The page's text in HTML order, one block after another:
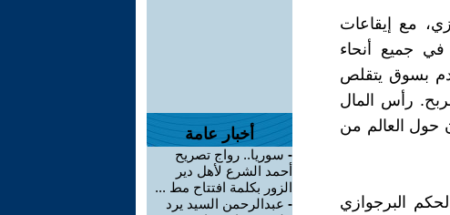
مع إيقاعات
في جميع أنحاء
بسوق يتقلص
رأس المال
حول العالم من
البرجوازي
أخبار عامة
- سوريا.. رواج تصريح
أحمد الشرع لأهل دير
الزور بكلمة افتتاح مط ...
- عبدالرحمن السيد يرد